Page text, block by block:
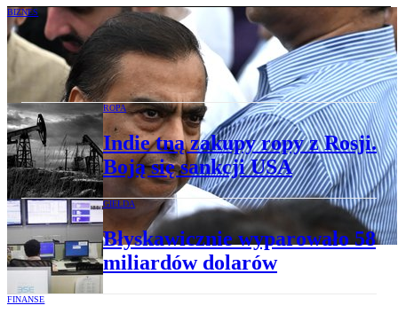
BIZNES
Najbogatszy człowiek Azji okazał się
głównym klientem Kremla
ROPA
Indie tną zakupy ropy z Rosji.
Boją się sankcji USA
GIEŁDA
Błyskawicznie wyparowało 58
miliardów dolarów
FINANSE